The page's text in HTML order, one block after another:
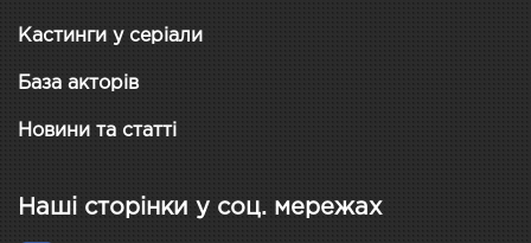
Кастинги у серіали
База акторів
Новини та статті
Наші сторінки у соц. мережах